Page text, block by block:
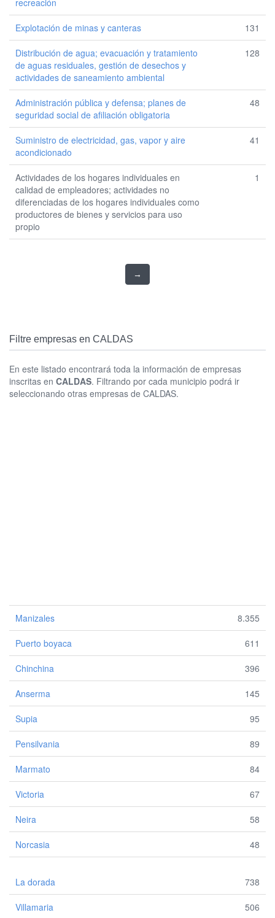
recreación
Explotación de minas y canteras 131
Distribución de agua; evacuación y tratamiento
de aguas residuales, gestión de desechos y
actividades de saneamiento ambiental
128
Administración pública y defensa; planes de
seguridad social de afiliación obligatoria
48
Suministro de electricidad, gas, vapor y aire
acondicionado
41
Actividades de los hogares individuales en
calidad de empleadores; actividades no
diferenciadas de los hogares individuales como
productores de bienes y servicios para uso
propio
1
→
Filtre empresas en CALDAS
En este listado encontrará toda la información de empresas
inscritas en CALDAS. Filtrando por cada municipio podrá ir
seleccionando otras empresas de CALDAS.
Manizales 8.355
Puerto boyaca 611
Chinchina 396
Anserma 145
Supia 95
Pensilvania 89
Marmato 84
Victoria 67
Neira 58
Norcasia 48
La dorada 738
Villamaria 506